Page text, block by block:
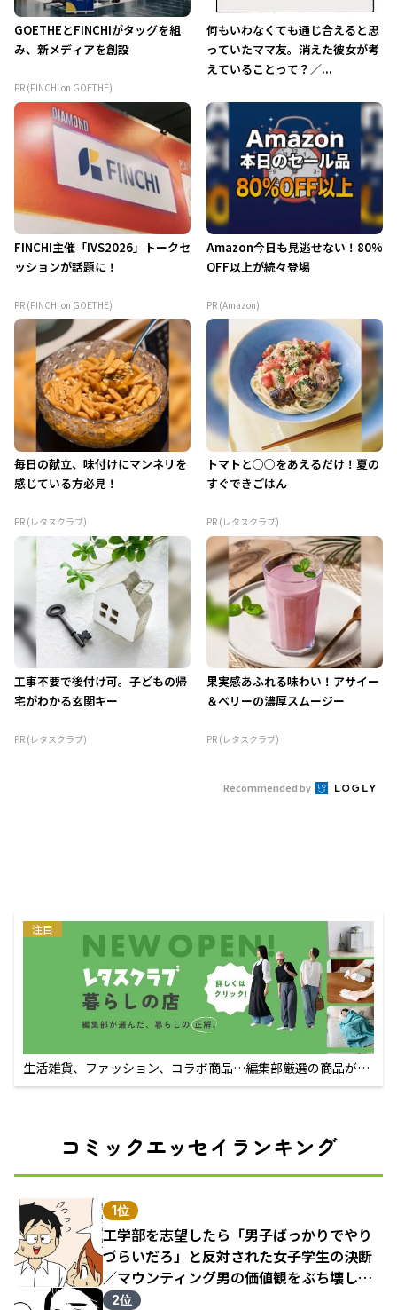
GOETHEとFINCHIがタッグを組
み、新メディアを創設
PR (FINCHI on GOETHE)
何もいわなくても通じ合えると思
っていたママ友。消えた彼女が考
えていることって？／...
FINCHI主催「IVS2026」トークセ
ッションが話題に！
PR (FINCHI on GOETHE)
Amazon今日も見逃せない！80%
OFF以上が続々登場
PR (Amazon)
毎日の献立、味付けにマンネリを
感じている方必見！
PR (レタスクラブ)
トマトと○○をあえるだけ！夏の
すぐできごはん
PR (レタスクラブ)
工事不要で後付け可。子どもの帰
宅がわかる玄関キー
PR (レタスクラブ)
果実感あふれる味わい！アサイー
＆ベリーの濃厚スムージー
PR (レタスクラブ)
Recommended by
注目
生活雑貨、ファッション、コラボ商品…編集部厳選の商品が買
えるECサイト
コミックエッセイランキング
1位
工学部を志望したら「男子ばっかりでやり
づらいだろ」と反対された女子学生の決断
／マウンティング男の価値観をぶち壊した
結果（1）
2位